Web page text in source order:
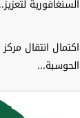
السنغافورية
اكتمال انتقال
الحوسبة...